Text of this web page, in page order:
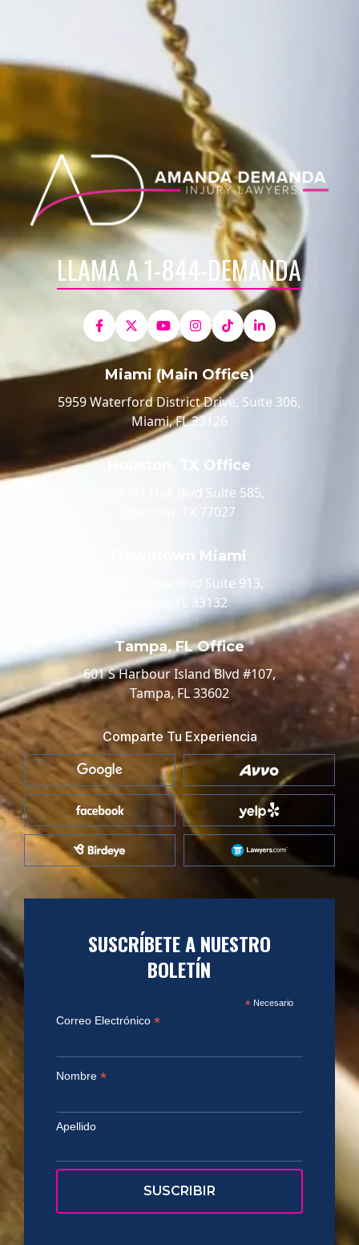
LLAMA A 1-844-DEMANDA
Miami (Main Office)
5959 Waterford District Drive, Suite 306,
Miami, FL 33126
Houston, TX Office
520 Post Oak Blvd Suite 585,
Houston, TX 77027
Downtown Miami
100 Biscayne Blvd Suite 913,
Miami, FL 33132
Tampa, FL Office
601 S Harbour Island Blvd #107,
Tampa, FL 33602
Comparte Tu Experiencia
SUSCRÍBETE A NUESTRO
BOLETÍN
*Necesario
Correo Electrónico *
Nombre *
Apellido